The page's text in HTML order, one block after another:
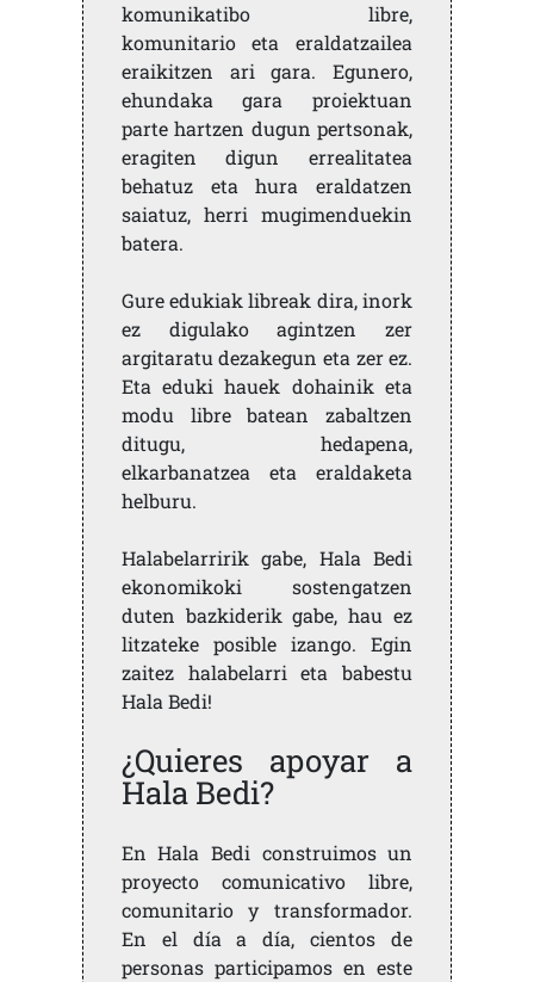
komunikatibo libre,
komunitario eta eraldatzailea
eraikitzen ari gara. Egunero,
ehundaka gara proiektuan
parte hartzen dugun pertsonak,
eragiten digun errealitatea
behatuz eta hura eraldatzen
saiatuz, herri mugimenduekin
batera.
Gure edukiak libreak dira, inork
ez digulako agintzen zer
argitaratu dezakegun eta zer ez.
Eta eduki hauek dohainik eta
modu libre batean zabaltzen
ditugu, hedapena,
elkarbanatzea eta eraldaketa
helburu.
Halabelarririk gabe, Hala Bedi
ekonomikoki sostengatzen
duten bazkiderik gabe, hau ez
litzateke posible izango. Egin
zaitez halabelarri eta babestu
Hala Bedi!
¿Quieres apoyar a
Hala Bedi?
En Hala Bedi construimos un
proyecto comunicativo libre,
comunitario y transformador.
En el día a día, cientos de
personas participamos en este